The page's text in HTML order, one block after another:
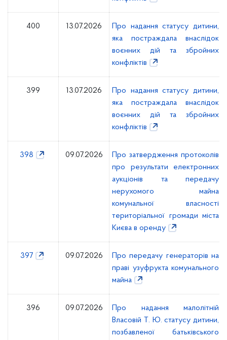
400 13.07.2026
Про надання статусу дитини,
яка постраждала внаслідок
воєнних дій та збройних
конфліктів
399 13.07.2026
Про надання статусу дитини,
яка постраждала внаслідок
воєнних дій та збройних
конфліктів
398 09.07.2026
Про затвердження протоколів
про результати електронних
аукціонів та передачу
нерухомого майна
комунальної власності
територіальної громади міста
Києва в оренду
397 09.07.2026
Про передачу генераторів на
праві узуфрукта комунального
майна
396 09.07.2026
Про надання малолітній
Власовій Т. Ю. статусу дитини,
позбавленої батьківського